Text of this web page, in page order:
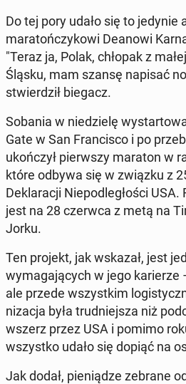
Do tej pory udało się to
ma­ra­tończykowi Deanowi
"Teraz ja, Polak, chłopak z
Śląsku, mam szansę napisać
stwierdz­ił biegacz.
Sobania w niedzielę
Gate w San Fran­cis­co i po
ukończył pier­wszy maraton w
które odbywa się w związku z
Deklaracji Niepodległoś­ci USA.
jest na 28 czerwca z metą na
Jorku.
Ten projekt, jak wskazał, jest
wyma­ga­ją­cych w jego kari­erze
ale przede wszys­tkim
ni­za­c­ja była trud­niejsza niż
wszerz przez USA i pomimo
wszys­tko udało się dopiąć na
Jak dodał, pieniądze zebrane